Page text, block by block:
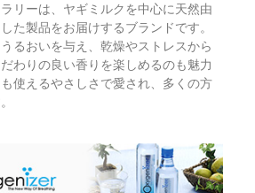
リーは、ヤギミルクを中心に天然由
た製品をお届けするブランドです。
るおいを与え、乾燥やストレスから
わりの良い香りを楽しめるのも魅力
使えるやさしさで愛され、多くの方